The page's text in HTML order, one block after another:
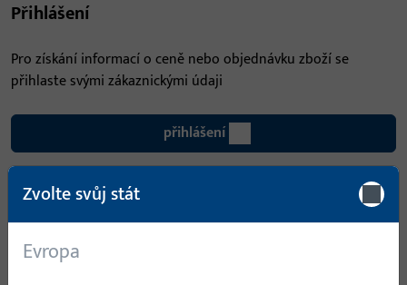
Přihlášení
Pro získání informací o ceně nebo objednávku zboží se
přihlaste svými zákaznickými údaji
přihlášení
Zvolte svůj stát
Evropa